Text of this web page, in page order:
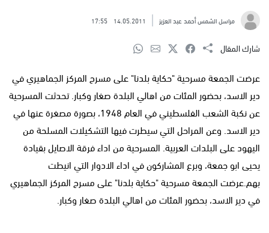
مراسل الشمس أحمد عبد العزيز 14.05.2011
17:55
شارك المقال
عرضت الجمعة مسرحية "حكاية بلدنا" على مسرح المركز الجماهيري في
دير الاسد، بحضور المئات من اهالي البلدة صغار وكبار. تحدثت المسرحية
عن نكبة الشعب الفلسطيني في العام 1948، بصورة مصغرة عنها في
دير الاسد. وعن المراحل التي سيطرت فيها التشكيلات المسلحة من
اليهود على البلدات العربية. المسرحية من اداء فرقة الاصايل بقيادة
يحيى ابو جمعة، وبرع المشاركون في اداء الادوار التي انيطت
بهم.عرضت الجمعة مسرحية "حكاية بلدنا" على مسرح المركز الجماهيري
في دير الاسد، بحضور المئات من اهالي البلدة صغار وكبار.